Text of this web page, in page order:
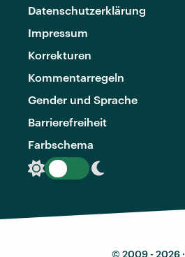
Datenschutzerklärung
Impressum
Korrekturen
Kommentarregeln
Gender und Sprache
Barrierefreiheit
Farbschema
© 2009 - 2026 ·